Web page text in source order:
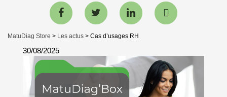
MatuDiag Store > Les actus > Cas d’usages RH
30/08/2025